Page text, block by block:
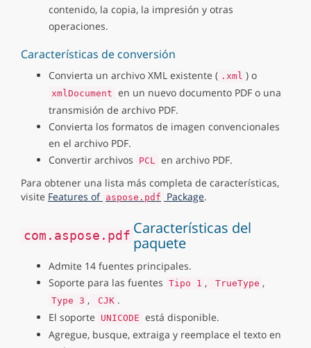
contenido, la copia, la impresión y otras
operaciones.
Características de conversión
Convierta un archivo XML existente ( .xml ) o
xmlDocument en un nuevo documento PDF o una
transmisión de archivo PDF.
Convierta los formatos de imagen convencionales
en el archivo PDF.
Convertir archivos
PCL
en archivo PDF.
Para obtener una lista más completa de características,
visite Features of aspose.pdf Package.
com.aspose.pdf Características del
paquete
Admite 14 fuentes principales.
Soporte para las fuentes Tipo 1 , TrueType ,
Type 3 , CJK .
El soporte
UNICODE está disponible.
Agregue, busque, extraiga y reemplace el texto en